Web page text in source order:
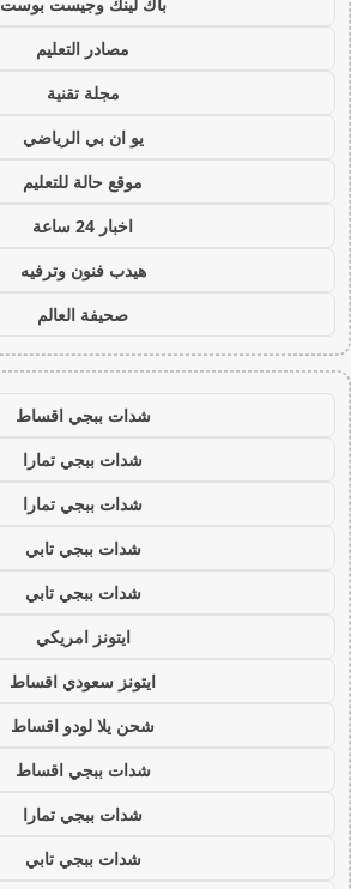
مصادر التعليم
مجلة تقنية
يو ان بي الرياضي
موقع حالة للتعليم
اخبار 24 ساعة
هيدب فنون وترفيه
صحيفة العالم
شدات ببجي اقساط
شدات ببجي تمارا
شدات ببجي تمارا
شدات ببجي تابي
شدات ببجي تابي
ايتونز امريكي
ايتونز سعودي اقساط
شحن يلا لودو اقساط
شدات ببجي اقساط
شدات ببجي تمارا
شدات ببجي تابي